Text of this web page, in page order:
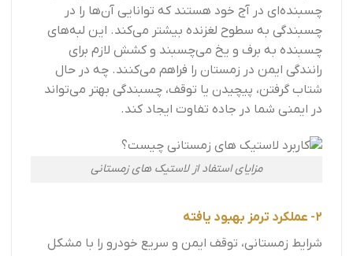
چسبنده‌ای در آج خود هستند که توانایی آن‌ها را در
چسبندگی به سطوح لغزنده بیشتر می‌کند. این لبه‌های
چسبنده به برف و یخ می‌چسبند و کشش لازم برای
رانندگی ایمن در زمستان را فراهم می‌کنند. چه در حال
شتاب گرفتن، پیچیدن یا توقف، چسبندگی بهتر می‌تواند
در ایمنی شما در جاده تفاوت ایجاد کند.
مزایای استفاد از لاستیک های زمستانی
2- عملکرد ترمز بهبود یافته
شرایط زمستانی، توقف ایمن و سریع خودرو را با مشکل